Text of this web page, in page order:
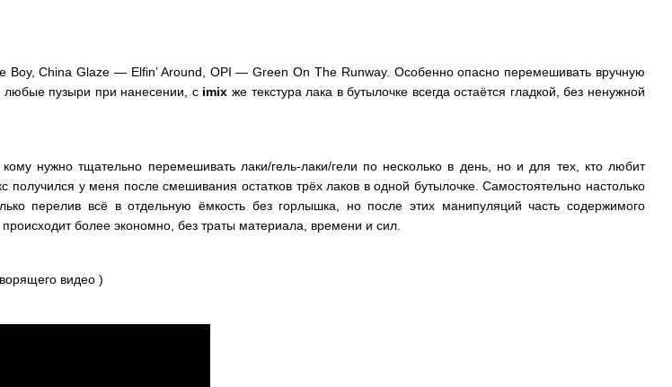
China Glaze — Elfin’ Around, OPI — Green On The Runway. Особенно опасно перемешивать вручную
пузыри при нанесении, с imix же текстура лака в бутылочке всегда остаётся гладкой, без ненужной
нужно тщательно перемешивать лаки/гель-лаки/гели по несколько в день, но и для тех, кто любит
получился у меня после смешивания остатков трёх лаков в одной бутылочке. Самостоятельно настолько
перелив всё в отдельную ёмкость без горлышка, но после этих манипуляций часть содержимого
происходит более экономно, без траты материала, времени и сил.
видео )